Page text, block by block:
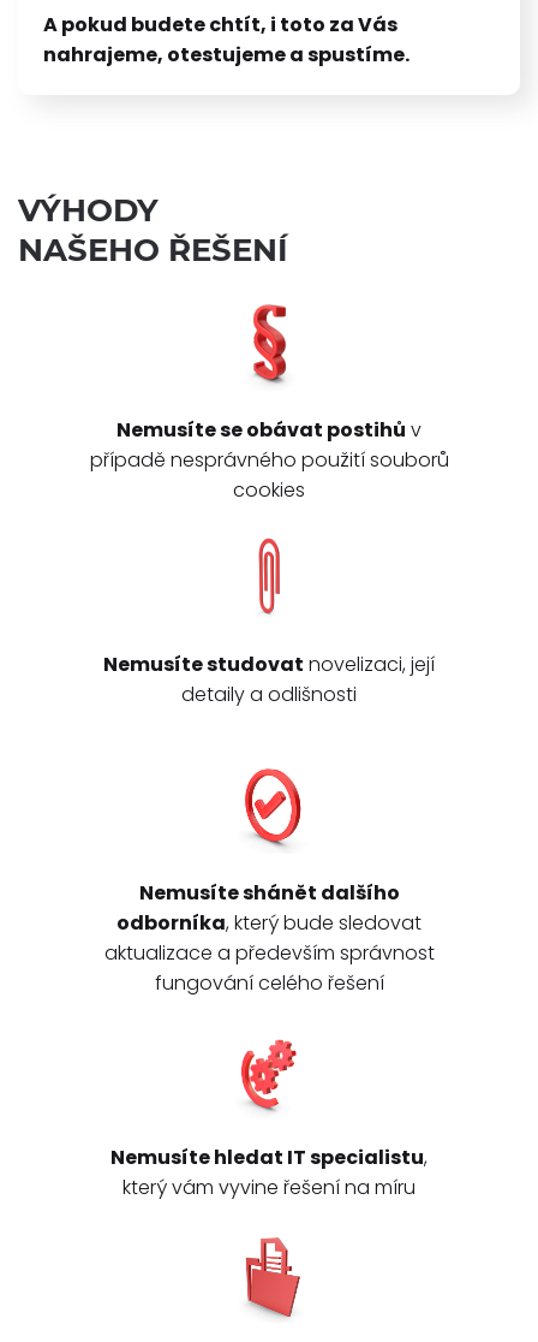
A pokud budete chtít, i toto za Vás
nahrajeme, otestujeme a spustíme.
VÝHODY
NAŠEHO ŘEŠENÍ
Nemusíte se obávat postihů v
případě nesprávného použití souborů
cookies
Nemusíte studovat novelizaci, její
detaily a odlišnosti
Nemusíte shánět dalšího
odborníka, který bude sledovat
aktualizace a především správnost
fungování celého řešení
Nemusíte hledat IT specialistu,
který vám vyvine řešení na míru